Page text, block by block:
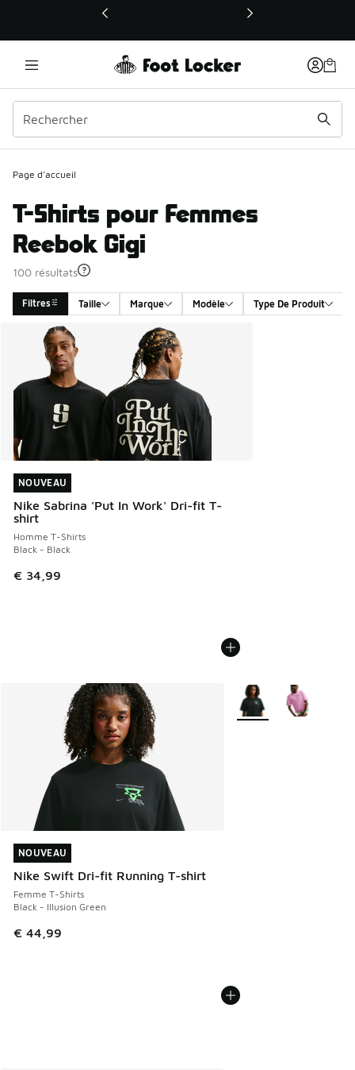
Ce lien ouvrira une nouvelle fenêtre
Page d'accueil
T-Shirts pour Femmes
Reebok Gigi
100 résultats
Filtres Taille Marque Modèle Type De Produit
Search Results
NOUVEAU
Nike Sabrina 'Put In Work' Dri-fit T-
shirt
Homme T-Shirts
Black - Black
€ 34,99
NOUVEAU
NOUVEAU
Nike Swift Dri-fit Running T-shirt
Femme T-Shirts
Black - Illusion Green
€ 44,99
NOUVEAU
Plus de couleurs